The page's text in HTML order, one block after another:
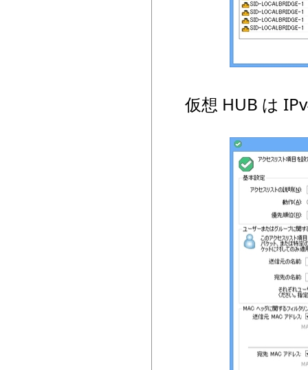
仮想 HUB は